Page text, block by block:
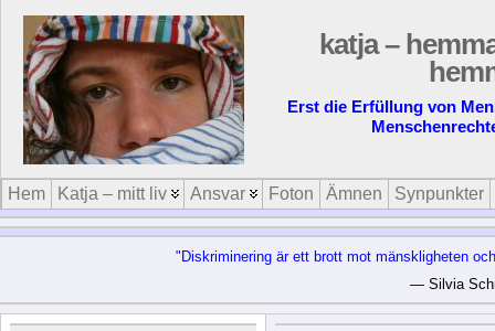
katja –
Erst die Erfüllung von
Hem Katja – mitt liv Ansvar Foton Ämnen Synpunkter
"Diskriminering är ett brott mot mänskligheten
— Silvia